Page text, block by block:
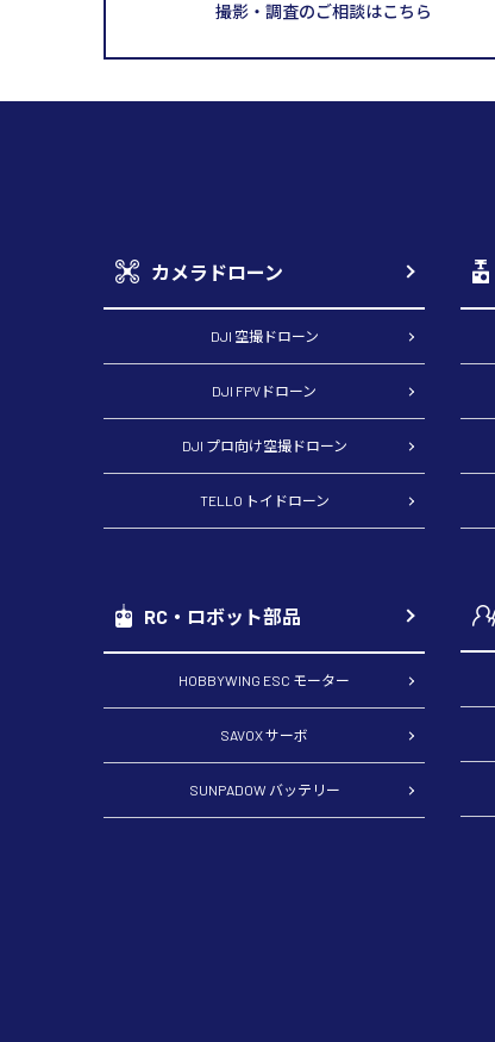
撮影・調査のご相談はこちら
カメラドローン
DJI 空撮ドローン
DJI FPVドローン
DJI プロ向け空撮ドローン
TELLO トイドローン
RC・ロボット部品
HOBBYWING ESC モーター
SAVOX サーボ
SUNPADOW バッテリー